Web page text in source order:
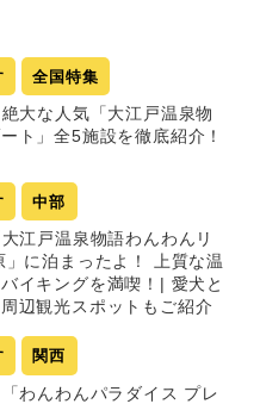
全国特集
大な人気「大江戸温泉物
ト」全5施設を徹底紹介！
中部
江戸温泉物語わんわんリ
」に泊まったよ！ 上質な温
イキングを満喫！| 愛犬と
辺観光スポットもご紹介
関西
わんわんパラダイス プレ